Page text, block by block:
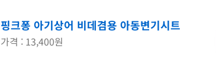
핑크퐁 아기상어 비데겸용 아동변기시트
가격 : 13,400원